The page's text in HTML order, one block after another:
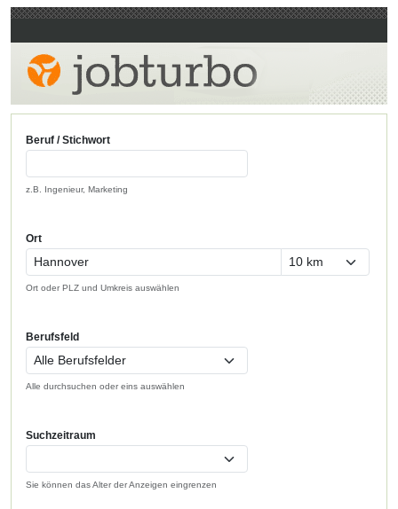
Beruf / Stichwort
z.B. Ingenieur, Marketing
Ort
Ort oder PLZ und Umkreis auswählen
Berufsfeld
Alle durchsuchen oder eins auswählen
Suchzeitraum
Sie können das Alter der Anzeigen eingrenzen